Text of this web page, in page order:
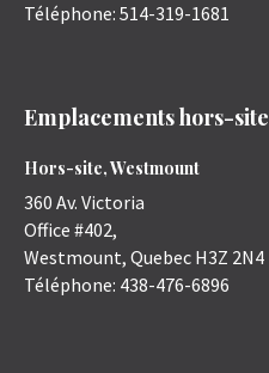
Téléphone: 514-319-1681
Emplacements hors-site
Hors-site, Westmount
360 Av. Victoria
Office #402,
Westmount, Quebec H3Z 2N4
Téléphone: 438-476-6896